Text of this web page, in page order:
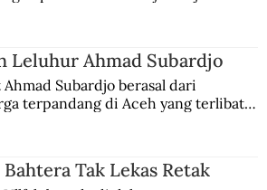
Leluhur Ahmad Subardjo
Ahmad Subardjo berasal dari
terpandang di Aceh yang terlibat
Bahtera Tak Lekas Retak